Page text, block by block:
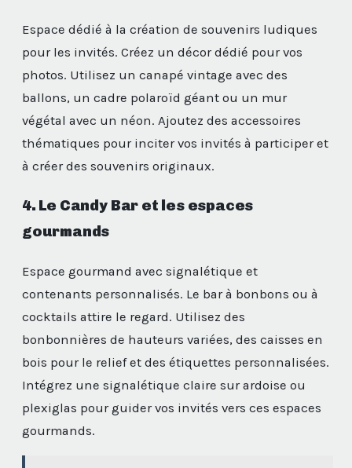
Espace dédié à la création de souvenirs ludiques
pour les invités. Créez un décor dédié pour vos
photos. Utilisez un canapé vintage avec des
ballons, un cadre polaroïd géant ou un mur
végétal avec un néon. Ajoutez des accessoires
thématiques pour inciter vos invités à participer et
à créer des souvenirs originaux.
4. Le Candy Bar et les espaces
gourmands
Espace gourmand avec signalétique et
contenants personnalisés. Le bar à bonbons ou à
cocktails attire le regard. Utilisez des
bonbonnières de hauteurs variées, des caisses en
bois pour le relief et des étiquettes personnalisées.
Intégrez une signalétique claire sur ardoise ou
plexiglas pour guider vos invités vers ces espaces
gourmands.